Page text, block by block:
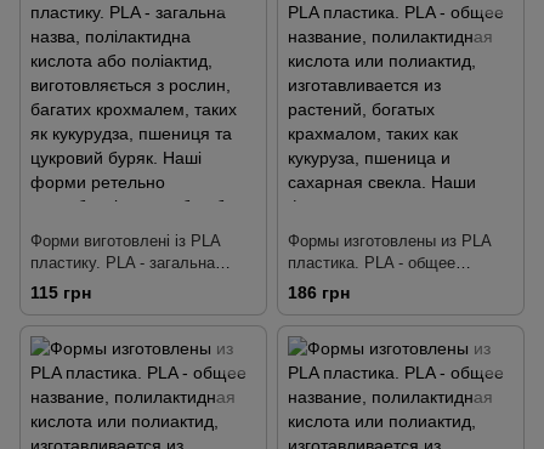
кукуруза, пшеница и сахарная
свекла. Наши формы
тщательно разработаны так,
кукуруза, пшеница и сахарная
свекла. Наши формы
тщательно разработаны так,
Форми виготовлені із PLA
пластику. PLA - загальна
назва, полілактидна кислота
або поліактид,
виготовляється з рослин,
багатих крохмалем, таких як
кукурудза, пшениця та
цукровий буряк. Наші форми
ретельно розроблені так, щоб
115 грн
Формы изготовлены из PLA
пластика. PLA - общее
название, полилактидная
кислота или полиактид,
изготавливается из растений,
богатых крахмалом, таких как
кукуруза, пшеница и сахарная
свекла. Наши формы
тщательно разработаны так,
186 грн